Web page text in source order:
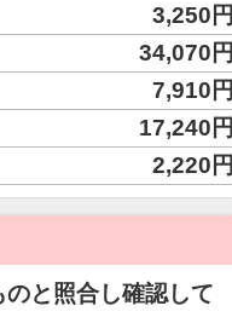
3,250円
34,070円
7,910円
17,240円
2,220円
と照合し確認して